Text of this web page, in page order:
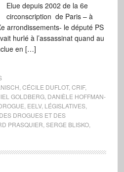
Elue depuis 2002 de la 6e
circonscription de Paris – à
arrondissements- le député PS
hurlé à l’assassinat quand au
en […]
CÉCILE DUFLOT, CRIF,
GOLDBERG, DANIÈLE HOFFMAN-
EELV, LÉGISLATIVES,
DROGUES ET DES
PRASQUIER SERGE BLISKO,